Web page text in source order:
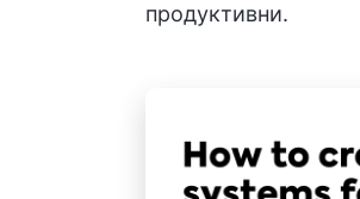
продуктивни.